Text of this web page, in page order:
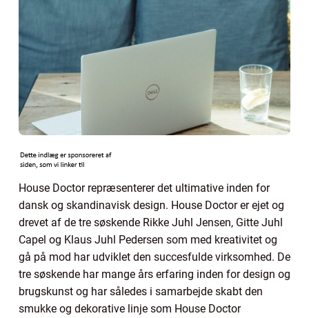
House Doctor repræsenterer det ultimative inden for
dansk og skandinavisk design. House Doctor er ejet og
drevet af de tre søskende Rikke Juhl Jensen, Gitte Juhl
Capel og Klaus Juhl Pedersen som med kreativitet og
gå på mod har udviklet den succesfulde virksomhed. De
tre søskende har mange års erfaring inden for design og
brugskunst og har således i samarbejde skabt den
smukke og dekorative linje som House Doctor